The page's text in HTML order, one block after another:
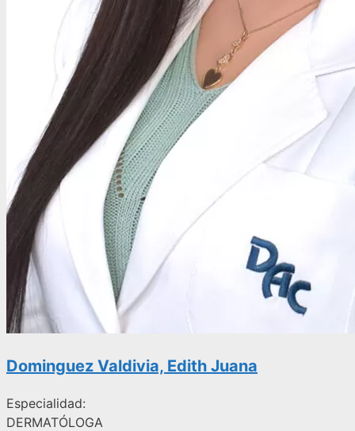
Dominguez Valdivia, Edith Juana
Especialidad:
DERMATÓLOGA